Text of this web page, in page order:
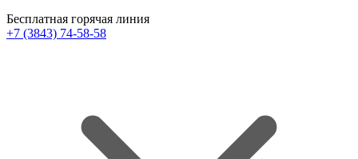
Бесплатная горячая линия
+7 (3843) 74-58-58